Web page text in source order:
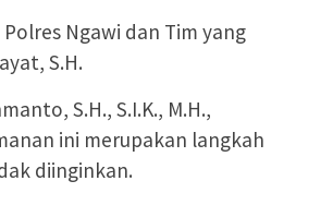
Ngawi dan Tim yang
S.H.
S.H., S.I.K., M.H.,
ini merupakan langkah
diinginkan.